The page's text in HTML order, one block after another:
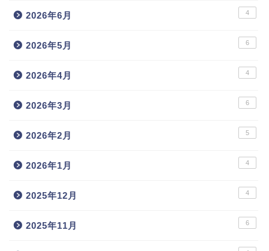
2026年6月 4
2026年5月 6
2026年4月 4
2026年3月 6
2026年2月 5
2026年1月 4
2025年12月 4
2025年11月 6